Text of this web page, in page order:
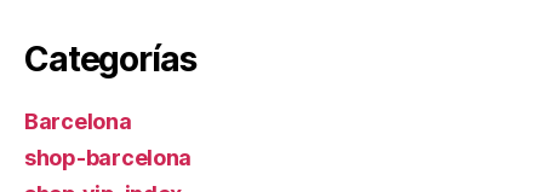
Categorías
Barcelona
shop-barcelona